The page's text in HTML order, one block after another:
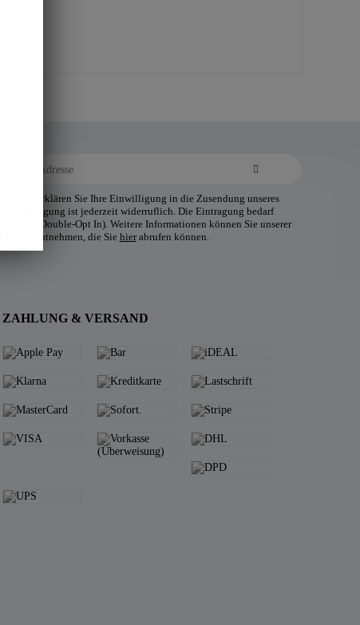
erklären Sie Ihre Einwilligung in die Zusendung unseres
Einwilligung ist jederzeit widerruflich. Die Eintragung bedarf
(Double-Opt In). Weitere Informationen können Sie unserer
entnehmen, die Siehierabrufen können.
ZAHLUNG & VERSAND